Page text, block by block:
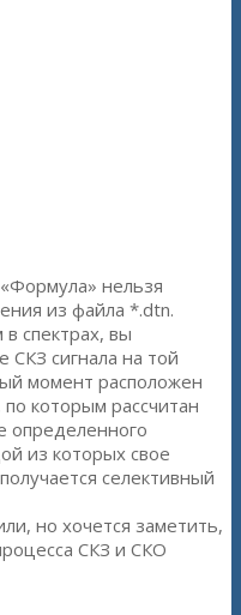
нельзя
из файла *.dtn.
спектрах, вы
СКЗ сигнала на той
момент расположен
которым рассчитан
определенного
из которых свое
селективный
но хочется заметить,
СКЗ и СКО